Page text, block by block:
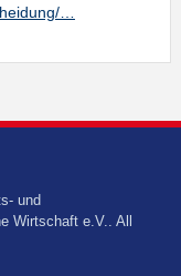
…
und
Wirtschaft e.V.. All